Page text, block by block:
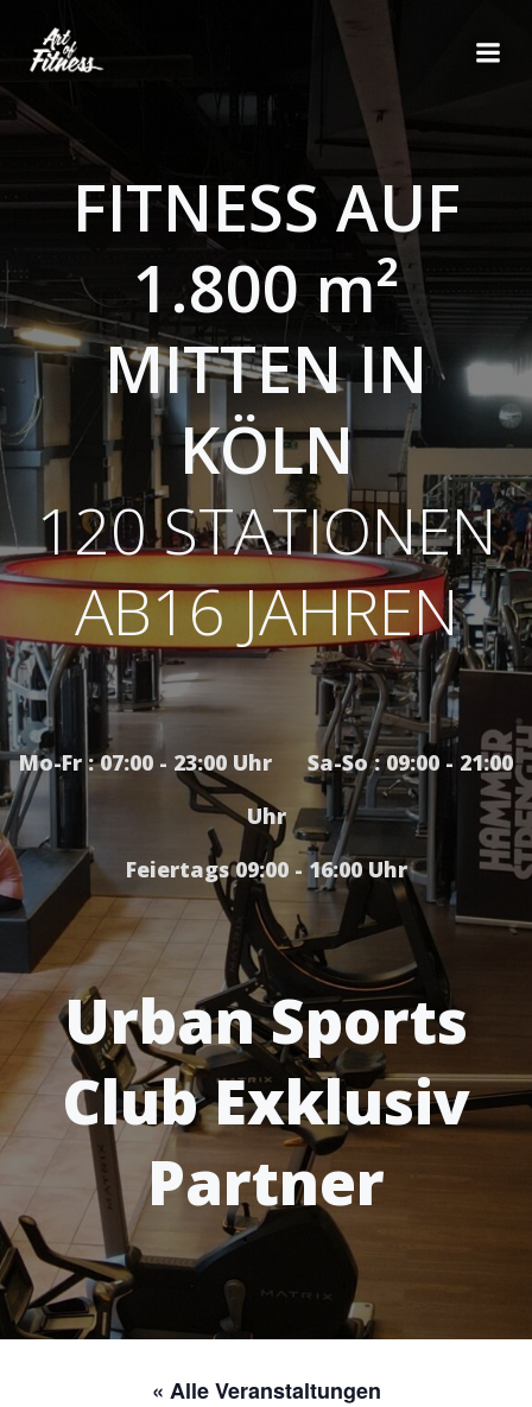
FITNESS AUF
1.800 m²
MITTEN IN
KÖLN
120 STATIONEN
AB16 JAHREN
Mo-Fr : 07:00 - 23:00 Uhr Sa-So : 09:00 - 21:00
Uhr
Feiertags 09:00 - 16:00 Uhr
Urban Sports
Club Exklusiv
Partner
« Alle Veranstaltungen